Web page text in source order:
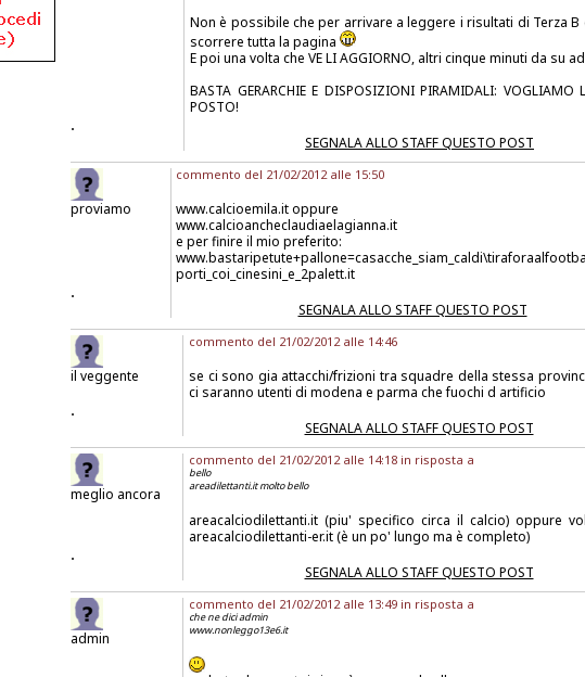
Non è possibile che per arrivare a leggere i risultati di Terza B
scorrere tutta la pagina
E poi una volta che VE LI AGGIORNO, altri cinque minuti da su
BASTA GERARCHIE E DISPOSIZIONI PIRAMIDALI: VOGLIAMO
POSTO!
.
SEGNALA ALLO STAFF QUESTO POST
proviamo
commento del 21/02/2012 alle 15:50
www.calcioemila.it oppure
www.calcioancheclaudiaelagianna.it
e per finire il mio preferito:
porti_coi_cinesini_e_2palett.it
.
SEGNALA ALLO STAFF QUESTO POST
il veggente
commento del 21/02/2012 alle 14:46
se ci sono gia attacchi/frizioni tra squadre della stessa
ci saranno utenti di modena e parma che fuochi d artificio
.
SEGNALA ALLO STAFF QUESTO POST
meglio ancora
commento del 21/02/2012 alle 14:18 in risposta a
bello
areadilettanti.it molto bello
areacalciodilettanti.it (piu' specifico circa il calcio) oppure
areacalciodilettanti-er.it (è un po' lungo ma è completo)
.
SEGNALA ALLO STAFF QUESTO POST
admin
commento del 21/02/2012 alle 13:49 in risposta a
che ne dici admin
www.nonleggo13e6.it